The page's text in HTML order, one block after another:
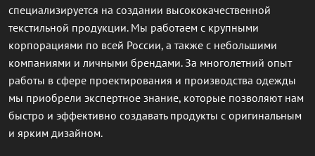
специализируется на создании высококачественной
текстильной продукции. Мы работаем с крупными
корпорациями по всей России, а также с небольшими
компаниями и личными брендами. За многолетний опыт
работы в сфере проектирования и производства одежды
мы приобрели экспертное знание, которые позволяют нам
быстро и эффективно создавать продукты с оригинальным
и ярким дизайном.